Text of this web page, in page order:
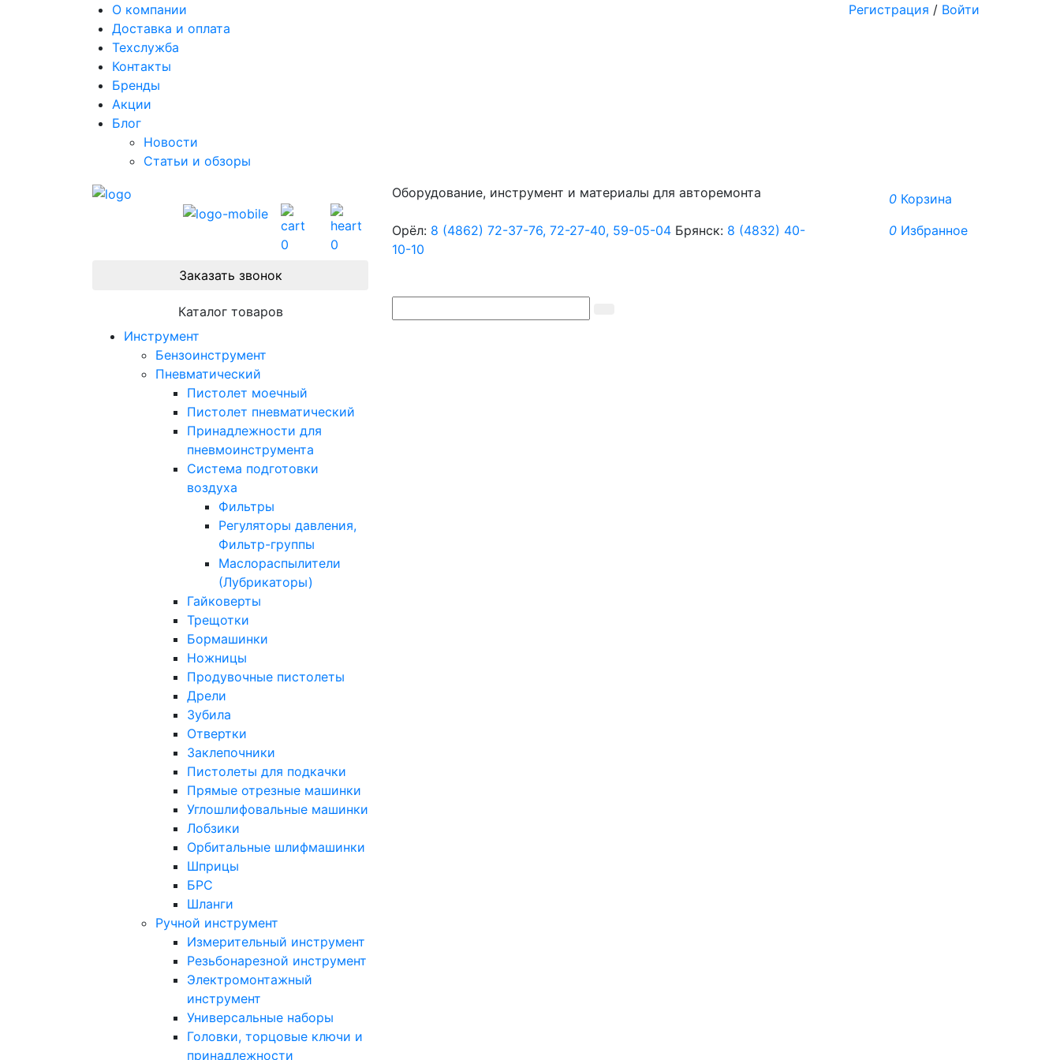
О компании
Доставка и оплата
Техслужба
Контакты
Бренды
Акции
Блог
Новости
Статьи и обзоры
Регистрация / Войти
0
0
Заказать звонок
Оборудование, инструмент и материалы для авторемонта
Орёл: 8 (4862) 72-37-76, 72-27-40, 59-05-04 Брянск: 8 (4832) 40-
10-10
0 Корзина
0 Избранное
Каталог товаров
Инструмент
Бензоинструмент
Пневматический
Пистолет моечный
Пистолет пневматический
Принадлежности для
пневмоинструмента
Система подготовки
воздуха
Фильтры
Регуляторы давления,
Фильтр-группы
Маслораспылители
(Лубрикаторы)
Гайковерты
Трещотки
Бормашинки
Ножницы
Продувочные пистолеты
Дрели
Зубила
Отвертки
Заклепочники
Пистолеты для подкачки
Прямые отрезные машинки
Углошлифовальные машинки
Лобзики
Орбитальные шлифмашинки
Шприцы
БРС
Шланги
Ручной инструмент
Измерительный инструмент
Резьбонарезной инструмент
Электромонтажный
инструмент
Универсальные наборы
Головки, торцовые ключи и
принадлежности